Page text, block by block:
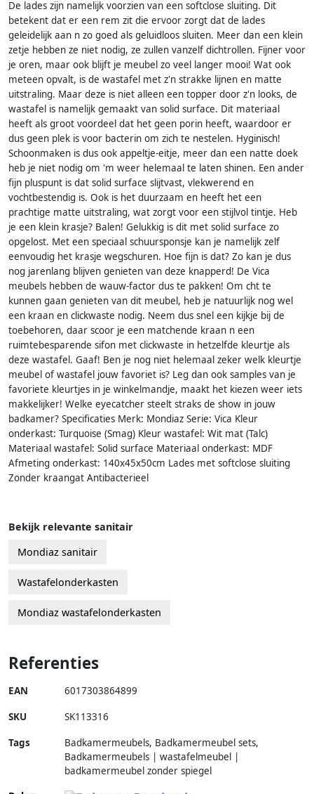
De lades zijn namelijk voorzien van een softclose sluiting. Dit
betekent dat er een rem zit die ervoor zorgt dat de lades
geleidelijk aan n zo goed als geluidloos sluiten. Meer dan een klein
zetje hebben ze niet nodig, ze zullen vanzelf dichtrollen. Fijner voor
je oren, maar ook blijft je meubel zo veel langer mooi! Wat ook
meteen opvalt, is de wastafel met z'n strakke lijnen en matte
uitstraling. Maar deze is niet alleen een topper door z'n looks, de
wastafel is namelijk gemaakt van solid surface. Dit materiaal
heeft als groot voordeel dat het geen porin heeft, waardoor er
dus geen plek is voor bacterin om zich te nestelen. Hyginisch!
Schoonmaken is dus ook appeltje-eitje, meer dan een natte doek
heb je niet nodig om 'm weer helemaal te laten shinen. Een ander
fijn pluspunt is dat solid surface slijtvast, vlekwerend en
vochtbestendig is. Ook is het duurzaam en heeft het een
prachtige matte uitstraling, wat zorgt voor een stijlvol tintje. Heb
je een klein krasje? Balen! Gelukkig is dit met solid surface zo
opgelost. Met een speciaal schuursponsje kan je namelijk zelf
eenvoudig het krasje wegschuren. Hoe fijn is dat? Zo kan je dus
nog jarenlang blijven genieten van deze knapperd! De Vica
meubels hebben de wauw-factor dus te pakken! Om cht te
kunnen gaan genieten van dit meubel, heb je natuurlijk nog wel
een kraan en clickwaste nodig. Neem dus snel een kijkje bij de
toebehoren, daar scoor je een matchende kraan n een
ruimtebesparende sifon met clickwaste in hetzelfde kleurtje als
deze wastafel. Gaaf! Ben je nog niet helemaal zeker welk kleurtje
meubel of wastafel jouw favoriet is? Leg dan ook samples van je
favoriete kleurtjes in je winkelmandje, maakt het kiezen weer iets
makkelijker! Welke eyecatcher steelt straks de show in jouw
badkamer? Specificaties Merk: Mondiaz Serie: Vica Kleur
onderkast: Turquoise (Smag) Kleur wastafel: Wit mat (Talc)
Materiaal wastafel: Solid surface Materiaal onderkast: MDF
Afmeting onderkast: 140x45x50cm Lades met softclose sluiting
Zonder kraangat Antibacterieel
Bekijk relevante sanitair
Mondiaz sanitair
Wastafelonderkasten
Mondiaz wastafelonderkasten
Referenties
EAN 6017303864899
SKU SK113316
Tags
Badkamermeubels, Badkamermeubel sets,
Badkamermeubels | wastafelmeubel |
badkamermeubel zonder spiegel